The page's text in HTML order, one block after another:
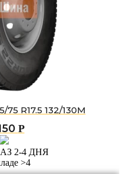
R17.5 132/130M
Р
2-4 ДНЯ
>4